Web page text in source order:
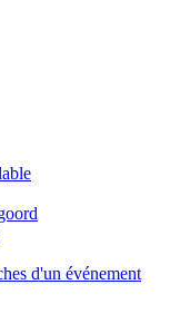
d'un événement